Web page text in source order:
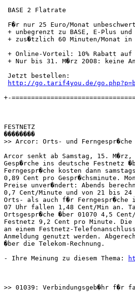
BASE 2 Flatrate
F�r nur 25 Euro/Monat
+ unbegrenzt zu BASE, E-Plus
+ zus�tzlich 60 Minuten/Monat
+ Online-Vorteil: 10% Rabatt auf
+ Nur bis 31. M�rz 2008: keine
Jetzt bestellen:
http://go.tarif4you.de/
+-
FESTNETZ
��������
>> Arcor: Orts- und
Arcor senkt ab Samstag, 15.
Gesp�rche ins deutsche Festnetz
Ferngespr�che kosten dann
0,89 Cent pro Gespr�chsminute.
Preise unver�ndert: Abends
0,7 Cent/Minute und von 21 bis
Orts- als auch f�r Ferngespr�che
07 Uhr fallen 1,48 Cent/Min an.
Ortsgespr�che �ber 01070 4,5
Festnetz 9,2 Cent pro Minute. Die
an einem Festnetz-
Anmeldung genutzt werden.
�ber die Telekom-Rechnung.
- Ihre Meinung zu diesem Thema:
>> 01039: Verbindungsgeb�hr f�r